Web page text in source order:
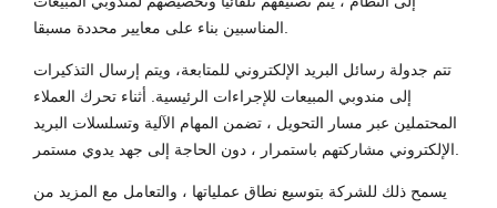
المناسبين بناء على معايير محددة مسبقا.
تتم جدولة رسائل البريد الإلكتروني للمتابعة، ويتم إرسال التذكيرات
إلى مندوبي المبيعات للإجراءات الرئيسية. أثناء تحرك العملاء
المحتملين عبر مسار التحويل ، تضمن المهام الآلية وتسلسلات البريد
الإلكتروني مشاركتهم باستمرار ، دون الحاجة إلى جهد يدوي مستمر.
يسمح ذلك للشركة بتوسيع نطاق عملياتها ، والتعامل مع المزيد من